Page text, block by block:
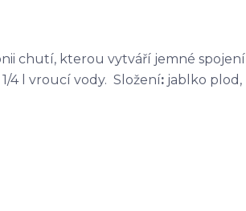
chutí, kterou vytváří jemné spojení
4 l vroucí vody. Složení: jablko plod,